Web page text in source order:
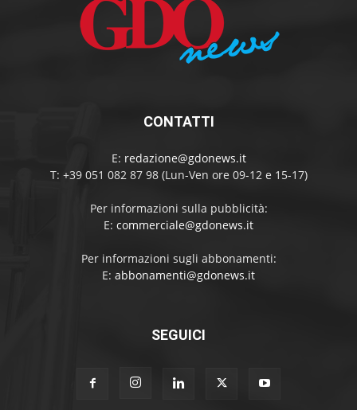
CONTATTI
E: redazione@gdonews.it
T: +39 051 082 87 98 (Lun-Ven ore 09-12 e 15-17)
Per informazioni sulla pubblicità:
E: commerciale@gdonews.it
Per informazioni sugli abbonamenti:
E: abbonamenti@gdonews.it
SEGUICI